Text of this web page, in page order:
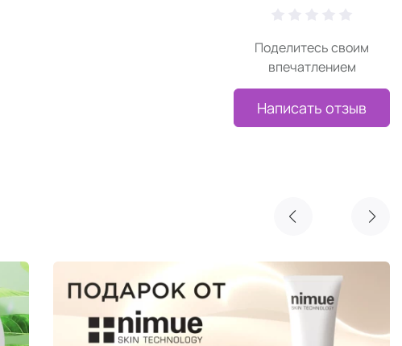
Поделитесь своим
впечатлением
Написать отзыв